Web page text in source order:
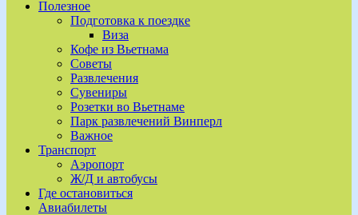
Полезное
Подготовка к поездке
Виза
Кофе из Вьетнама
Советы
Развлечения
Сувениры
Розетки во Вьетнаме
Парк развлечений Винперл
Важное
Транспорт
Аэропорт
Ж/Д и автобусы
Где остановиться
Авиабилеты